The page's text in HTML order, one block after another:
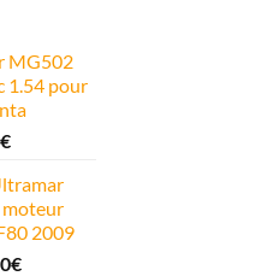
MG502
1.54 pour
€
moteur
2009
€